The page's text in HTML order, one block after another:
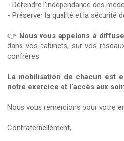
- Défendre l’indépendance des
- Préserver la qualité et la sécurité
👉 Nous vous appelons à
dans vos cabinets, sur vos
confrères
La mobilisation de chacun est
notre exercice et l’accès aux
Nous vous remercions pour votre
Confraternellement,